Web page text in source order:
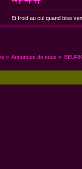
Et froid au cul quand bise
» Annonces de nous »